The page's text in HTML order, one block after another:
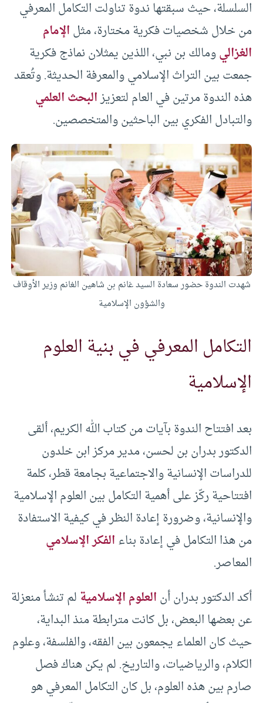
السلسلة، حيث سبقتها ندوة تناولت التكامل المعرفي
من خلال شخصيات فكرية مختارة، مثلالإمام
الغزاليومالك بن نبي، اللذين يمثلان نماذج فكرية
جمعت بين التراث الإسلامي والمعرفة الحديثة. وتُعقد
هذه الندوة مرتين في العام لتعزيزالبحث العلمي
والتبادل الفكري بين الباحثين والمتخصصين.
شهدت الندوة حضور سعادة السيد غانم بن شاهين الغانم وزير الأوقاف
والشؤون الإسلامية
التكامل المعرفي في بنية العلوم
الإسلامية
بعد افتتاح الندوة بآيات من كتاب الله الكريم، ألقى
الدكتور بدران بن لحسن، مدير مركز ابن خلدون
للدراسات الإنسانية والاجتماعية بجامعة قطر، كلمة
افتتاحية ركّز على أهمية التكامل بين العلوم الإسلامية
والإنسانية، وضرورة إعادة النظر في كيفية الاستفادة
من هذا التكامل في إعادة بناءالفكر الإسلامي
المعاصر.
أكد الدكتور بدران أنالعلوم الإسلاميةلم تنشأ منعزلة
عن بعضها البعض، بل كانت مترابطة منذ البداية،
حيث كان العلماء يجمعون بين الفقه، والفلسفة، وعلوم
الكلام، والرياضيات، والتاريخ. لم يكن هناك فصل
صارم بين هذه العلوم، بل كان التكامل المعرفي هو